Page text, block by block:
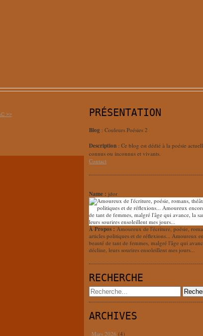
>> PRÉSENTATION
Blog : Couleurs Poésies 2
Description : Ce blog est dédié à la poésie
connus ou inconnus et vivants.
Contact
Name : jdor
À Propos : Amoureux de l'écriture, poésie,
articles politiques et de réflexions... Amoureux
beauté de tant de femmes, malgré l'âge qui
décline, leurs sourires ensoleillent mes jours...
RECHERCHE
ARCHIVES
Mars 2026 (4)